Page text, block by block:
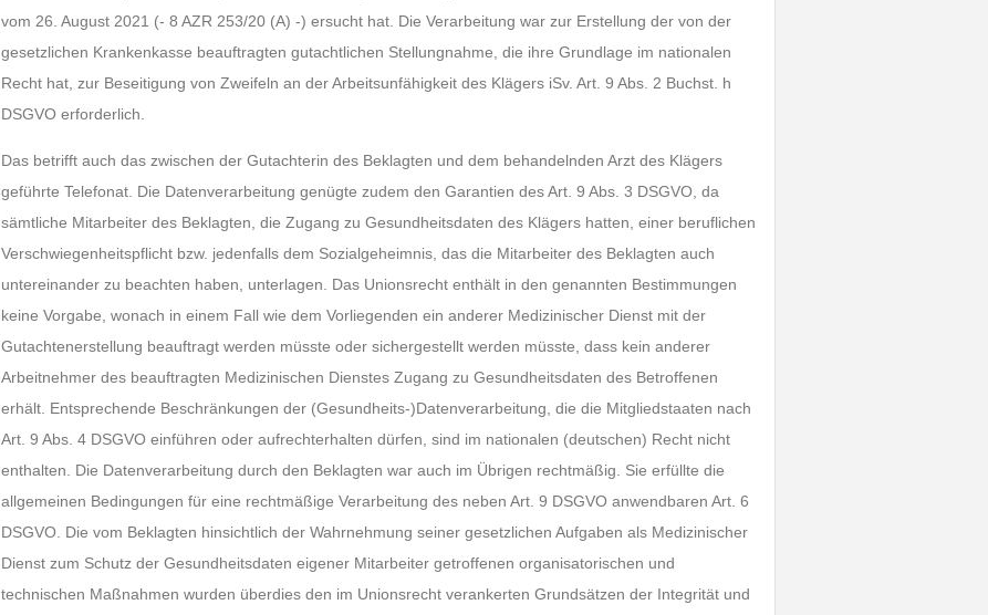
vom 26. August 2021 (- 8 AZR 253/20 (A) -) ersucht hat. Die Verarbeitung war zur Erstellung der von der
gesetzlichen Krankenkasse beauftragten gutachtlichen Stellungnahme, die ihre Grundlage im nationalen
Recht hat, zur Beseitigung von Zweifeln an der Arbeitsunfähigkeit des Klägers iSv. Art. 9 Abs. 2 Buchst. h
DSGVO erforderlich.
Das betrifft auch das zwischen der Gutachterin des Beklagten und dem behandelnden Arzt des Klägers
geführte Telefonat. Die Datenverarbeitung genügte zudem den Garantien des Art. 9 Abs. 3 DSGVO, da
sämtliche Mitarbeiter des Beklagten, die Zugang zu Gesundheitsdaten des Klägers hatten, einer beruflichen
Verschwiegenheitspflicht bzw. jedenfalls dem Sozialgeheimnis, das die Mitarbeiter des Beklagten auch
untereinander zu beachten haben, unterlagen. Das Unionsrecht enthält in den genannten Bestimmungen
keine Vorgabe, wonach in einem Fall wie dem Vorliegenden ein anderer Medizinischer Dienst mit der
Gutachtenerstellung beauftragt werden müsste oder sichergestellt werden müsste, dass kein anderer
Arbeitnehmer des beauftragten Medizinischen Dienstes Zugang zu Gesundheitsdaten des Betroffenen
erhält. Entsprechende Beschränkungen der (Gesundheits-)Datenverarbeitung, die die Mitgliedstaaten nach
Art. 9 Abs. 4 DSGVO einführen oder aufrechterhalten dürfen, sind im nationalen (deutschen) Recht nicht
enthalten. Die Datenverarbeitung durch den Beklagten war auch im Übrigen rechtmäßig. Sie erfüllte die
allgemeinen Bedingungen für eine rechtmäßige Verarbeitung des neben Art. 9 DSGVO anwendbaren Art. 6
DSGVO. Die vom Beklagten hinsichtlich der Wahrnehmung seiner gesetzlichen Aufgaben als Medizinischer
Dienst zum Schutz der Gesundheitsdaten eigener Mitarbeiter getroffenen organisatorischen und
technischen Maßnahmen wurden überdies den im Unionsrecht verankerten Grundsätzen der Integrität und